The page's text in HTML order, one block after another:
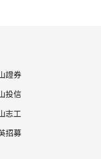
證券
投信
志工
招募